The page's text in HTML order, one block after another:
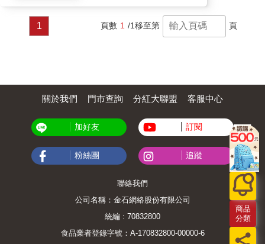
1 頁數 1 /1移至第 頁
商品
分類
關於我們 門市查詢 分紅大聯盟 客服中心
加好友 訂閱
粉絲團 追蹤
聯絡我們
公司名稱：金石網絡股份有限公司
統編 : 70832800
食品業者登錄字號：A-170832800-00000-6